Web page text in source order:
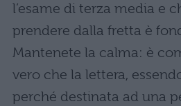
l’esame di terza media e
prendere dalla fretta è
Mantenete la calma: è
vero che la lettera,
perché destinata ad una